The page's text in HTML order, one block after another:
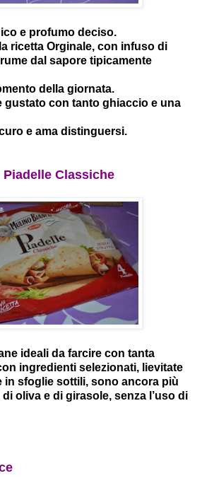
e profumo deciso.
ricetta Orginale, con infuso di
dal sapore tipicamente
della giornata.
gustato con tanto ghiaccio e una
e ama distinguersi.
Classiche
ideali da farcire con tanta
ingredienti selezionati, lievitate
in sfoglie sottili, sono ancora più
di oliva e di girasole, senza l’uso di